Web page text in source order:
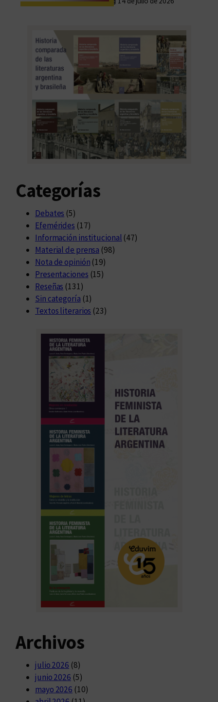
Categorías
Debates (5)
Efemérides (17)
Información institucional (47)
Material de prensa (98)
Nota de opinión (19)
Presentaciones (15)
Reseñas (131)
Sin categoría (1)
Textos literarios (23)
Archivos
julio 2026 (8)
junio 2026 (5)
mayo 2026 (10)